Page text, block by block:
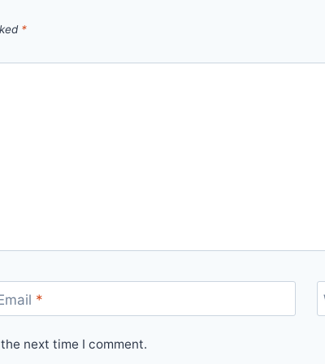
*
*
next time I comment.